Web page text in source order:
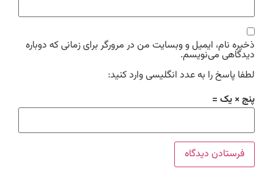
ذخیره نام، ایمیل و وبسایت من در مرورگر برای زمانی که دوباره
دیدگاهی می‌نویسم.
لطفا پاسخ را به عدد انگلیسی وارد کنید:
پنج × یک =